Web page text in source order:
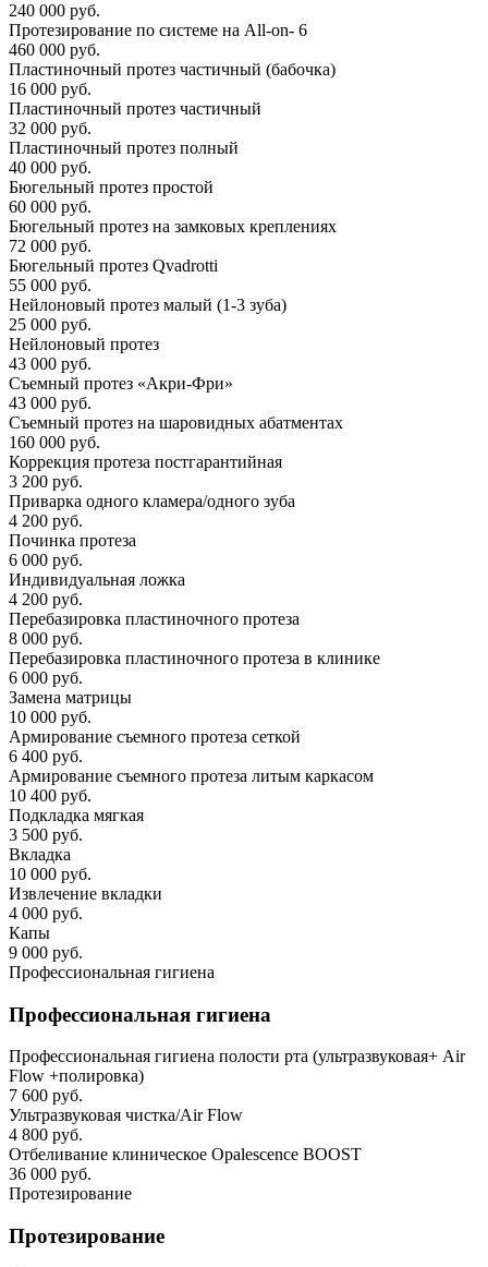
240 000 руб.
Протезирование по системе на All-on- 6
460 000 руб.
Пластиночный протез частичный (бабочка)
16 000 руб.
Пластиночный протез частичный
32 000 руб.
Пластиночный протез полный
40 000 руб.
Бюгельный протез простой
60 000 руб.
Бюгельный протез на замковых креплениях
72 000 руб.
Бюгельный протез Qvadrotti
55 000 руб.
Нейлоновый протез малый (1-3 зуба)
25 000 руб.
Нейлоновый протез
43 000 руб.
Съемный протез «Акри-Фри»
43 000 руб.
Съемный протез на шаровидных абатментах
160 000 руб.
Коррекция протеза постгарантийная
3 200 руб.
Приварка одного кламера/одного зуба
4 200 руб.
Починка протеза
6 000 руб.
Индивидуальная ложка
4 200 руб.
Перебазировка пластиночного протеза
8 000 руб.
Перебазировка пластиночного протеза в клинике
6 000 руб.
Замена матрицы
10 000 руб.
Армирование съемного протеза сеткой
6 400 руб.
Армирование съемного протеза литым каркасом
10 400 руб.
Подкладка мягкая
3 500 руб.
Вкладка
10 000 руб.
Извлечение вкладки
4 000 руб.
Капы
9 000 руб.
Профессиональная гигиена
Профессиональная гигиена
Профессиональная гигиена полости рта (ультразвуковая+ Air
Flow +полировка)
7 600 руб.
Ультразвуковая чистка/Air Flow
4 800 руб.
Отбеливание клиническое Opalescence BOOST
36 000 руб.
Протезирование
Протезирование